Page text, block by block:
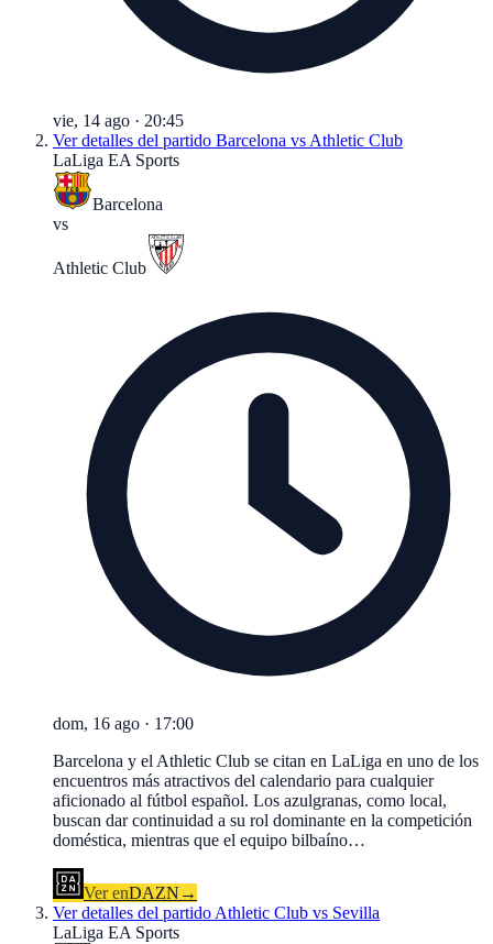
vie, 14 ago · 20:45
Ver detalles del partido Barcelona vs Athletic Club
LaLiga EA Sports
Barcelona
vs
Athletic Club
dom, 16 ago · 17:00
Barcelona y el Athletic Club se citan en LaLiga en uno de los
encuentros más atractivos del calendario para cualquier
aficionado al fútbol español. Los azulgranas, como local,
buscan dar continuidad a su rol dominante en la competición
doméstica, mientras que el equipo bilbaíno…
Ver enDAZN →
Ver detalles del partido Athletic Club vs Sevilla
LaLiga EA Sports